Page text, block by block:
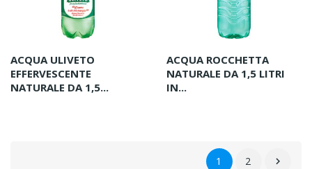
ACQUA ULIVETO
EFFERVESCENTE
NATURALE DA 1,5...
ACQUA ROCCHETTA
NATURALE DA 1,5 LITRI
IN...
1 2 